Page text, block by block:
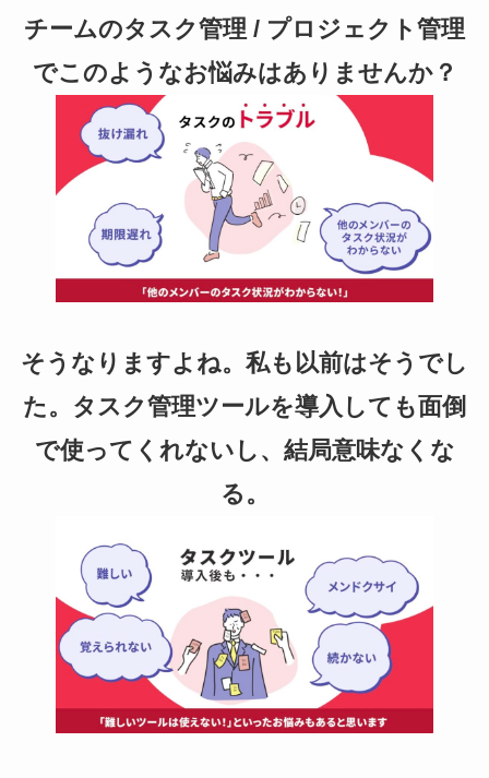
c
e
b
o
tt
er
ail
チームのタスク管理 / プロジェクト管理
でこのようなお悩みはありませんか？
そうなりますよね。私も以前はそうでし
た。タスク管理ツールを導入しても面倒
で使ってくれないし、結局意味なくな
る。